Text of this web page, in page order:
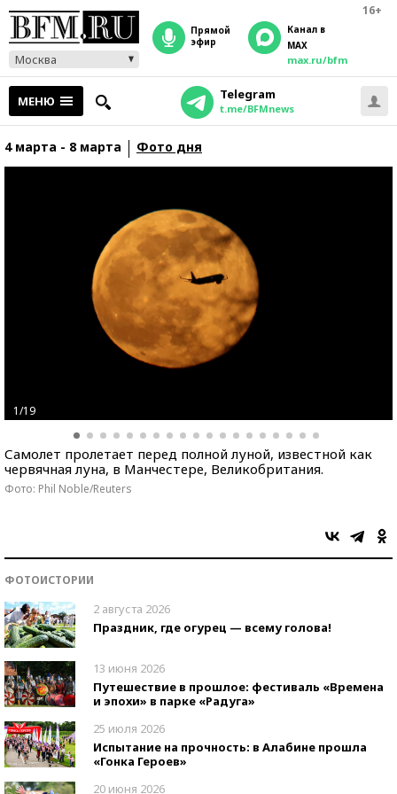
16+
Москва
прямой
эфир
Канал в
MAX
max.ru/bfm
МЕНЮ Telegram
t.me/BFMnews
4 марта - 8 марта Фото дня
1/19
Самолет пролетает перед полной луной, известной как
червячная луна, в Манчестере, Великобритания.
Фото: Phil Noble/Reuters
ФОТОИСТОРИИ
2 августа 2026
Праздник, где огурец — всему голова!
13 июня 2026
Путешествие в прошлое: фестиваль «Времена
и эпохи» в парке «Радуга»
25 июля 2026
Испытание на прочность: в Алабине прошла
«Гонка Героев»
20 июня 2026